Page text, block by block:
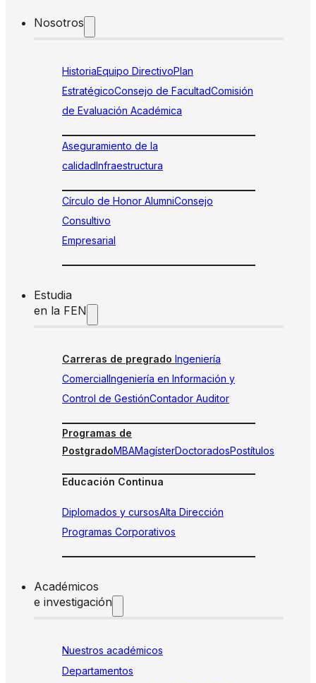
Nosotros
HistoriaEquipo DirectivoPlan
EstratégicoConsejo de FacultadComisión
de Evaluación Académica
Aseguramiento de la
calidadInfraestructura
Círculo de Honor AlumniConsejo
Consultivo
Empresarial
Estudia
en la FEN
Carreras de pregrado Ingeniería
ComercialIngeniería en Información y
Control de GestiónContador Auditor
Programas de
PostgradoMBAMagísterDoctoradosPostítulos
Educación Continua
Diplomados y cursosAlta Dirección
Programas Corporativos
Académicos
e investigación
Nuestros académicos
Departamentos